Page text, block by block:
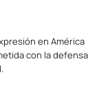
en América
con la defensa